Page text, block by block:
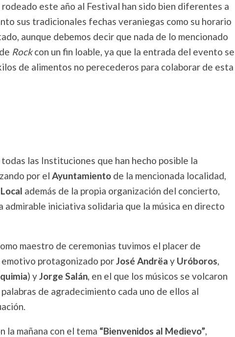
este año al Festival han sido bien diferentes a
sus tradicionales fechas veraniegas como su horario
aunque debemos decir que nada de lo mencionado
Rockcon un fin loable, ya que la entrada del evento se
de alimentos no perecederos para colaborar de esta
las Instituciones que han hecho posible la
por el Ayuntamiento de la mencionada localidad,
además de la propia organización del concierto,
iniciativa solidaria que la música en directo
maestro de ceremonias tuvimos el placer de
protagonizado porJosé Andrëa y Uróboros,
) yJorge Salán, en el que los músicos se volcaron
de agradecimiento cada uno de ellos al
la mañana con el tema “Bienvenidos al Medievo”,